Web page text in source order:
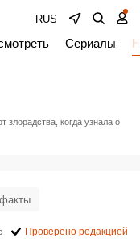
RUS
Сериалы
злорадства, когда узнала о
Проверено редакцией